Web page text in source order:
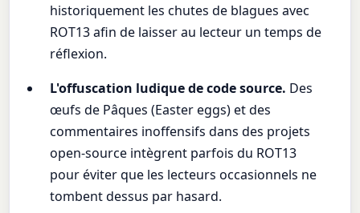
historiquement les chutes de blagues avec
ROT13 afin de laisser au lecteur un temps de
réflexion.
L'offuscation ludique de code source. Des
œufs de Pâques (Easter eggs) et des
commentaires inoffensifs dans des projets
open-source intègrent parfois du ROT13
pour éviter que les lecteurs occasionnels ne
tombent dessus par hasard.